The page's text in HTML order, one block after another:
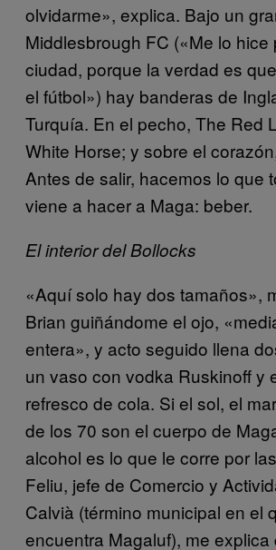
olvidarme», explica. Bajo un
Middlesbrough FC («Me lo hice
ciudad, porque la verdad es
el fútbol») hay banderas de
Turquía. En el pecho, The Red
White Horse; y sobre el
Antes de salir, hacemos lo que
viene a hacer a Maga: beber.
El interior del Bollocks
«Aquí solo hay dos tamaños»,
Brian guiñándome el ojo,
entera», y acto seguido llena
un vaso con vodka Ruskinoff y
refresco de cola. Si el sol, el
de los 70 son el cuerpo de
alcohol es lo que le corre por
Feliu, jefe de Comercio y
Calvià (término municipal en el
encuentra Magaluf), me explica